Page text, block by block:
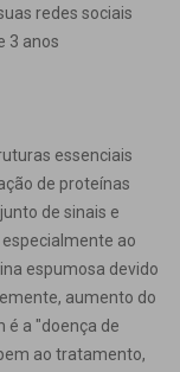
redes sociais
3 anos
essenciais
de proteínas
de sinais e
ao
espumosa devido
aumento do
é a "doença de
ao tratamento,